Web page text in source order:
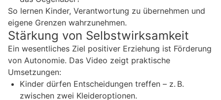
So lernen Kinder, Verantwortung zu übernehmen und
eigene Grenzen wahrzunehmen.
Stärkung von Selbstwirksamkeit
Ein wesentliches Ziel positiver Erziehung ist Förderung
von Autonomie. Das Video zeigt praktische
Umsetzungen:
Kinder dürfen Entscheidungen treffen – z. B.
zwischen zwei Kleideroptionen.